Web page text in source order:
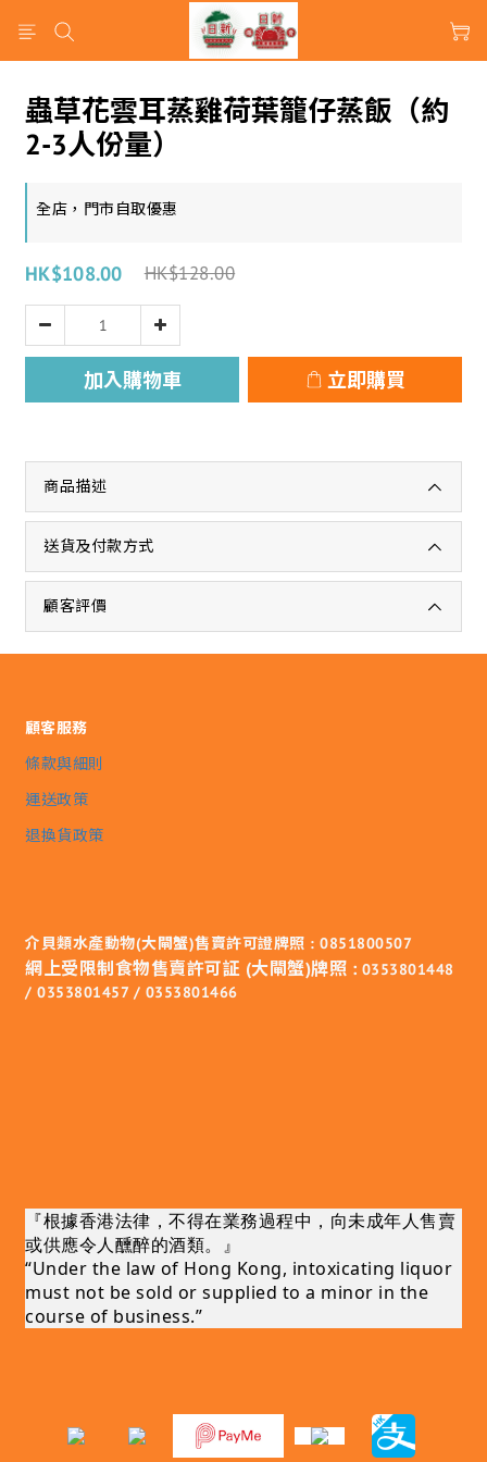
蟲草花雲耳蒸雞荷葉籠仔蒸飯（約
2-3人份量）
全店，門市自取優惠
HK$108.00 HK$128.00
加入購物車 立即購買
商品描述
送貨及付款方式
顧客評價
顧客服務
條款與細則
運送政策
退換貨政策
介貝類水產動物(大閘蟹)售賣許可證牌照 : 0851800507
網上受限制食物售賣許可証 (大閘蟹)牌照 : 0353801448
/ 0353801457 / 0353801466
『根據香港法律，不得在業務過程中，向未成年人售賣
或供應令人醺醉的酒類。』
“Under the law of Hong Kong, intoxicating liquor
must not be sold or supplied to a minor in the
course of business.”